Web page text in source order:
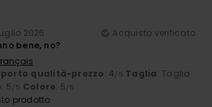
2026
Acquisto verificato
bene, no?
qualità-prezzo: 4/5 Taglia: Taglia
: 5/5 Colore: 5/5
prodotto